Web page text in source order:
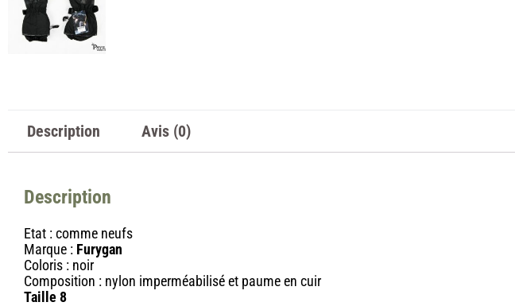
Description Avis (0)
Description
Etat : comme neufs
Marque : Furygan
Coloris : noir
Composition : nylon imperméabilisé et paume en cuir
Taille 8